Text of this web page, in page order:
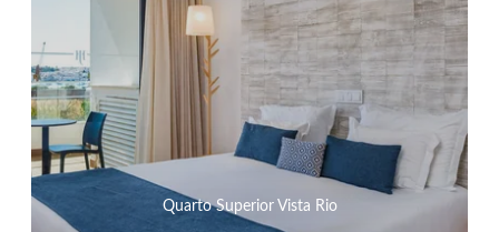
Quarto Superior Vista Rio